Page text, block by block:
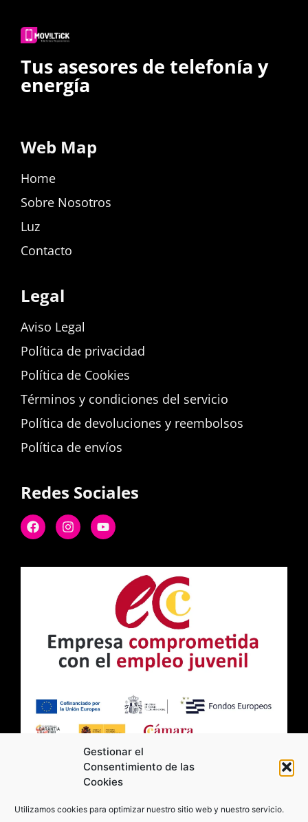
Gestionar el
Consentimiento de las
Cookies
Utilizamos cookies para optimizar nuestro sitio web y nuestro servicio.
Tus asesores de telefonía y
energía
Web Map
Home
Sobre Nosotros
Luz
Contacto
Legal
Aviso Legal
Política de privacidad
Política de Cookies
Términos y condiciones del servicio
Política de devoluciones y reembolsos
Política de envíos
Redes Sociales
2026 Moviltick technologies. Todos los